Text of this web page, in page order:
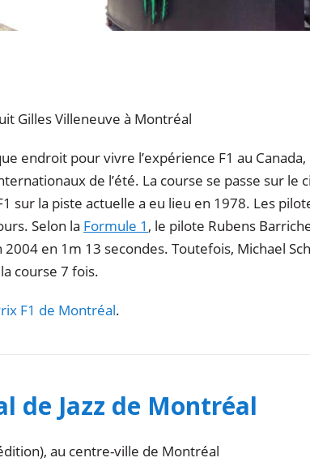
Gilles Villeneuve à Montréal
endroit pour vivre l’expérience F1 au Canada,
de l’été. La course se passe sur le
sur la piste actuelle a eu lieu en 1978. Les
Selon la Formule 1 , le pilote Rubens
en 1m 13 secondes. Toutefois, Michael
course 7 fois.
F1 de Montréal.
de Jazz de Montréal
au centre-ville de Montréal